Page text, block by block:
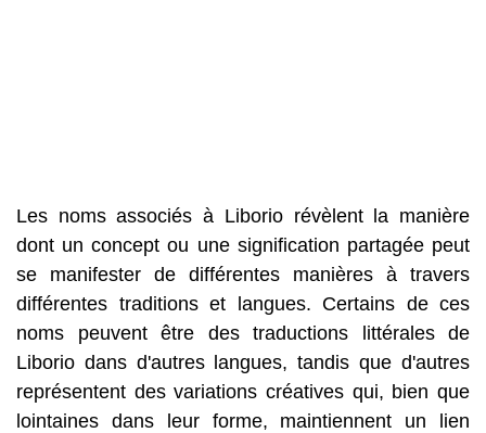
Les noms associés à Liborio révèlent la manière
dont un concept ou une signification partagée peut
se manifester de différentes manières à travers
différentes traditions et langues. Certains de ces
noms peuvent être des traductions littérales de
Liborio dans d'autres langues, tandis que d'autres
représentent des variations créatives qui, bien que
lointaines dans leur forme, maintiennent un lien